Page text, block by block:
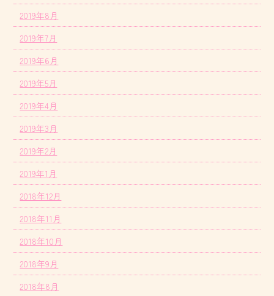
2019年8月
2019年7月
2019年6月
2019年5月
2019年4月
2019年3月
2019年2月
2019年1月
2018年12月
2018年11月
2018年10月
2018年9月
2018年8月